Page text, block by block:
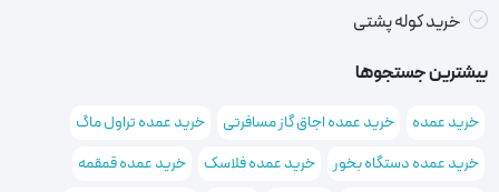
خرید کوله پشتی
بیشترین جستجوها
خرید عمده خرید عمده اجاق گاز مسافرتی
خرید عمده تراول ماگ
خرید عمده دستگاه بخور
خرید عمده فلاسک
خرید عمده قمقمه